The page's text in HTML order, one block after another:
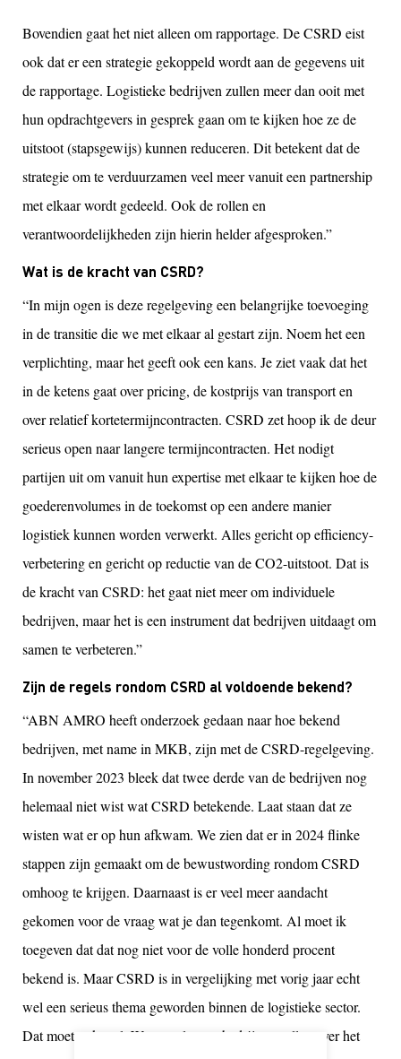
Bovendien gaat het niet alleen om rapportage. De CSRD eist
ook dat er een strategie gekoppeld wordt aan de gegevens uit
de rapportage. Logistieke bedrijven zullen meer dan ooit met
hun opdrachtgevers in gesprek gaan om te kijken hoe ze de
uitstoot (stapsgewijs) kunnen reduceren. Dit betekent dat de
strategie om te verduurzamen veel meer vanuit een partnership
met elkaar wordt gedeeld. Ook de rollen en
verantwoordelijkheden zijn hierin helder afgesproken.”
Wat is de kracht van CSRD?
“In mijn ogen is deze regelgeving een belangrijke toevoeging
in de transitie die we met elkaar al gestart zijn. Noem het een
verplichting, maar het geeft ook een kans. Je ziet vaak dat het
in de ketens gaat over pricing, de kostprijs van transport en
over relatief kortetermijncontracten. CSRD zet hoop ik de deur
serieus open naar langere termijncontracten. Het nodigt
partijen uit om vanuit hun expertise met elkaar te kijken hoe de
goederenvolumes in de toekomst op een andere manier
logistiek kunnen worden verwerkt. Alles gericht op efficiency-
verbetering en gericht op reductie van de CO2-uitstoot. Dat is
de kracht van CSRD: het gaat niet meer om individuele
bedrijven, maar het is een instrument dat bedrijven uitdaagt om
samen te verbeteren.”
Zijn de regels rondom CSRD al voldoende bekend?
“ABN AMRO heeft onderzoek gedaan naar hoe bekend
bedrijven, met name in MKB, zijn met de CSRD-regelgeving.
In november 2023 bleek dat twee derde van de bedrijven nog
helemaal niet wist wat CSRD betekende. Laat staan dat ze
wisten wat er op hun afkwam. We zien dat er in 2024 flinke
stappen zijn gemaakt om de bewustwording rondom CSRD
omhoog te krijgen. Daarnaast is er veel meer aandacht
gekomen voor de vraag wat je dan tegenkomt. Al moet ik
toegeven dat dat nog niet voor de volle honderd procent
bekend is. Maar CSRD is in vergelijking met vorig jaar echt
wel een serieus thema geworden binnen de logistieke sector.
Dat moet ook wel. Want veel grote bedrijven zullen over het